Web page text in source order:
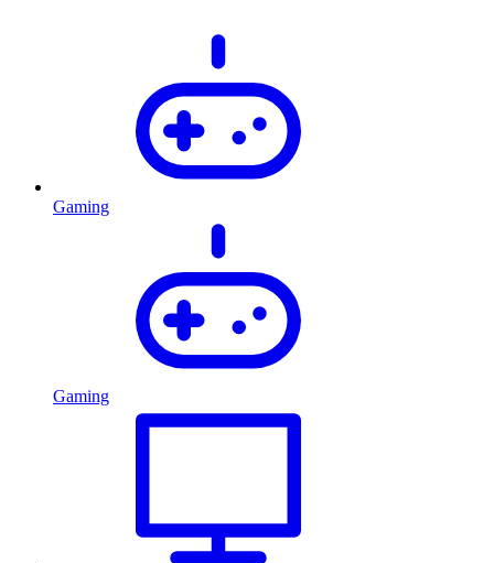
Gaming
Gaming